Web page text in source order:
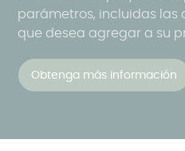
parámetros, incluidas las
que desea agregar a su
Obtenga más información